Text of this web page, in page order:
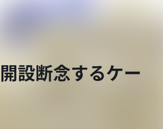
設断念するケー